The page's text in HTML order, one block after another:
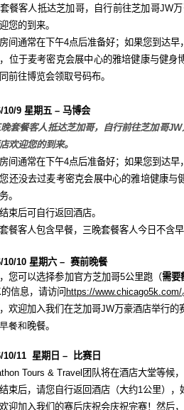
餐客人抵达芝加哥，自行前往芝加哥JW
您的到来。
间通常在下午4点后准备好；如果您到达早
位于麦考密克会展中心的雅培健康与健
前往博览会领取号码布。
10/9 星期五 – 马博会
套餐客人抵达芝加哥，自行前往芝加哥JW
欢迎您的到来。
间通常在下午4点后准备好；如果您到达早
还没去过麦考密克会展中心的雅培健康
。
束后可自行返回酒店。
餐客人包含早餐，三晚套餐客人今日不含早
10/10 星期六– 赛前晚餐
您可以选择参加官方芝加哥5公里跑（需要
的信息，请访问 https://www.chicago5k.com/
欢迎加入我们在芝加哥JW万豪酒店举行的
餐和 晚餐。
10/11 星期日 – 比赛日
Tours & Travel 团队将在酒店大堂等候
束后，请您自行返回酒店（大约1公里），
迎加入我们的赛后庆祝会庆祝完赛！ 然后